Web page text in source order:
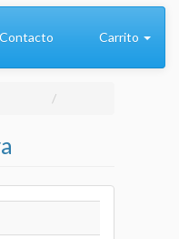
Contacto Carrito